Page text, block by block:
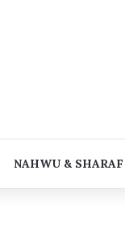
NAHWU & SHARAF